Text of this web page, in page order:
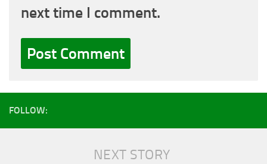
next time I comment.
FOLLOW:
NEXT STORY